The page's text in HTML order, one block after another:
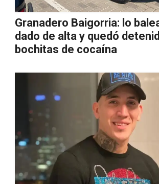
Granadero Baigorria: lo
dado de alta y quedó
bochitas de cocaína